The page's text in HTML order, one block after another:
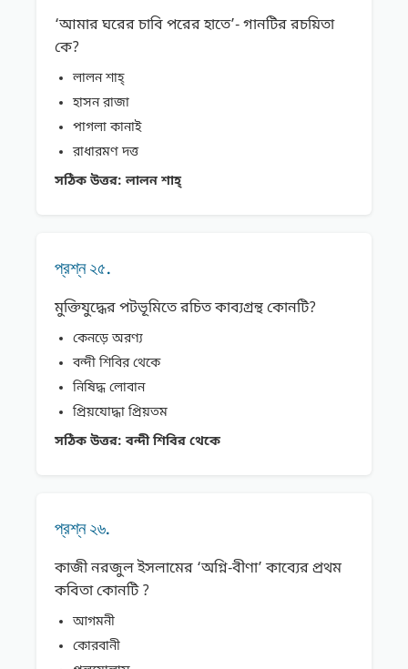
‘আমার ঘরের চাবি পরের হাতে’- গানটির রচয়িতা
কে?
লালন শাহ্
হাসন রাজা
পাগলা কানাই
রাধারমণ দত্ত
সঠিক উত্তর: লালন শাহ্
প্রশ্ন ২৫.
মুক্তিযুদ্ধের পটভূমিতে রচিত কাব্যগ্রন্থ কোনটি?
কেনড়ে অরণ্য
বন্দী শিবির থেকে
নিষিদ্ধ লোবান
প্রিয়যোদ্ধা প্রিয়তম
সঠিক উত্তর: বন্দী শিবির থেকে
প্রশ্ন ২৬.
কাজী নরজুল ইসলামের ‘অগ্নি-বীণা’ কাব্যের প্রথম
কবিতা কোনটি ?
আগমনী
কোরবানী